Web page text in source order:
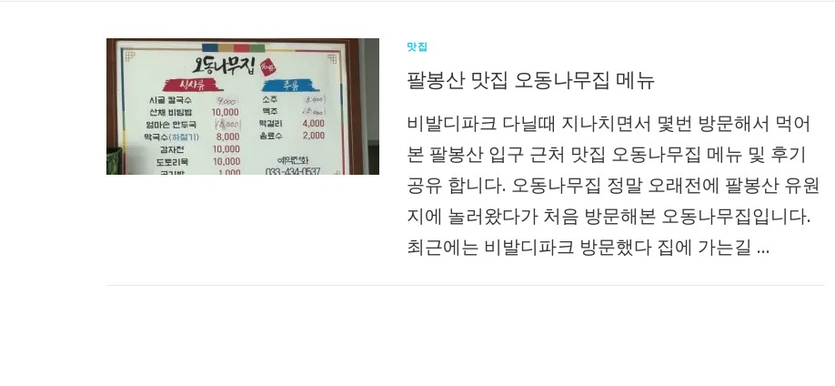
맛집
팔봉산 맛집 오동나무집 메뉴
비발디파크 다닐때 지나치면서 몇번 방문해서 먹어
본 팔봉산 입구 근처 맛집 오동나무집 메뉴 및 후기
공유 합니다. 오동나무집 정말 오래전에 팔봉산 유원
지에 놀러왔다가 처음 방문해본 오동나무집입니다.
최근에는 비발디파크 방문했다 집에 가는길 …